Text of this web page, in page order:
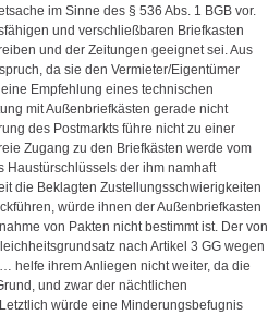
im Sinne des § 536 Abs. 1 BGB vor.
und verschließbaren Briefkasten
und der Zeitungen geeignet sei. Aus
da sie den Vermieter/Eigentümer
Empfehlung eines technischen
mit Außenbriefkästen gerade nicht
des Postmarkts führe nicht zu einer
Zugang zu den Briefkästen werde vom
der ihm namhaft
die Beklagten Zustellungsschwierigkeiten
würde ihnen der Außenbriefkasten
von Pakten nicht bestimmt ist. Der von
nach Artikel 3 GG wegen
helfe ihrem Anliegen nicht weiter, da die
und zwar der nächtlichen
würde eine Minderungsbefugnis